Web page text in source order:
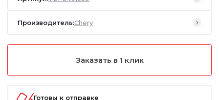
Производитель:Chery
Заказать в 1 клик
Готовы к отправке